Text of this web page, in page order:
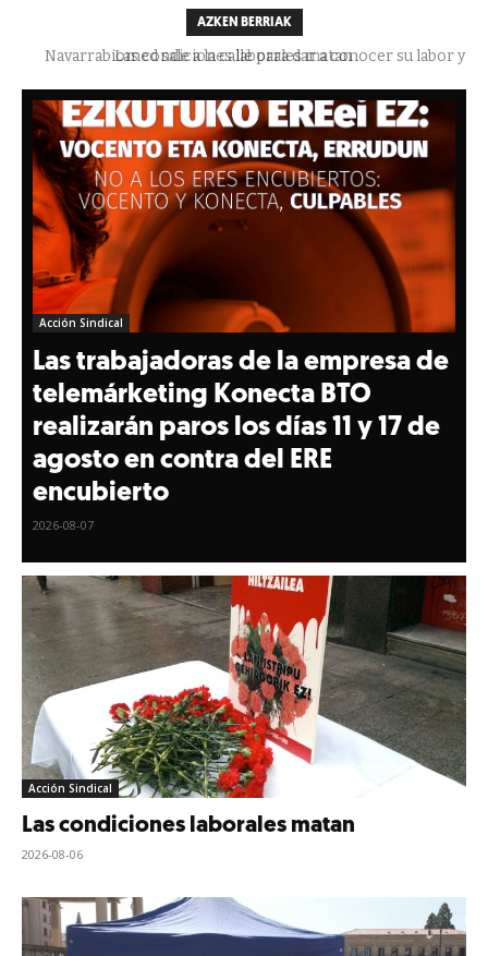
AZKEN BERRIAK
Navarrabiomed sale a la calle para dar a conocer su labor y
investigadora del Sistema Público...
Acción Sindical
Las trabajadoras de la empresa de
telemárketing Konecta BTO
realizarán paros los días 11 y 17 de
agosto en contra del ERE
encubierto
2026-08-07
Acción Sindical
Las condiciones laborales matan
2026-08-06